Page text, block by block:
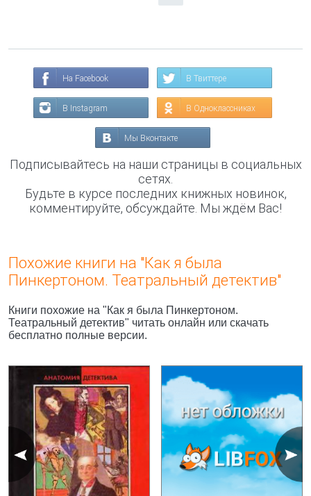
На Facebook В Твиттере
В Instagram В Одноклассниках
Мы Вконтакте
Подписывайтесь на наши страницы в социальных
сетях.
Будьте в курсе последних книжных новинок,
комментируйте, обсуждайте. Мы ждём Вас!
Похожие книги на "Как я была
Пинкертоном. Театральный детектив"
Книги похожие на "Как я была Пинкертоном.
Театральный детектив" читать онлайн или скачать
бесплатно полные версии.